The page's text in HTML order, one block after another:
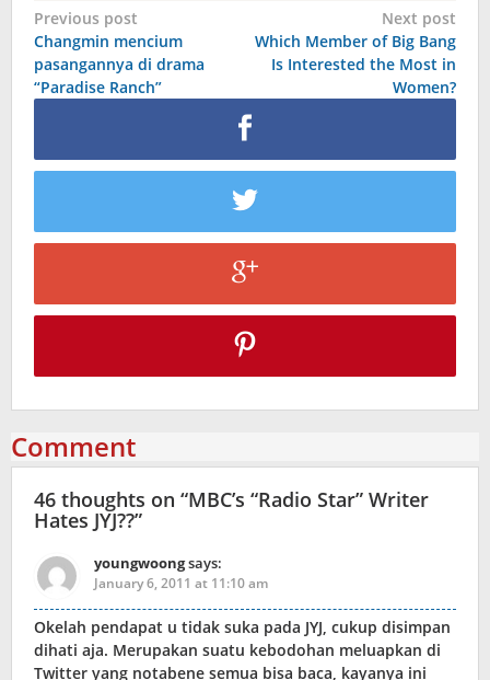
Post
navigation
Previous post
Changmin mencium
pasangannya di drama
“Paradise Ranch”
Next post
Which Member of Big Bang
Is Interested the Most in
Women?
Comment
46 thoughts on “MBC’s “Radio Star” Writer
Hates JYJ??”
youngwoongsays:
January 6, 2011 at 11:10 am
Okelah pendapat u tidak suka pada JYJ, cukup disimpan
dihati aja. Merupakan suatu kebodohan meluapkan di
Twitter yang notabene semua bisa baca, kayanya ini